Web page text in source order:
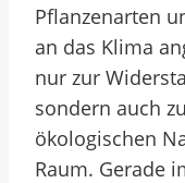
Pflanzenarten
an das Klima
nur zur
sondern auch
ökologischen
Raum. Gerade